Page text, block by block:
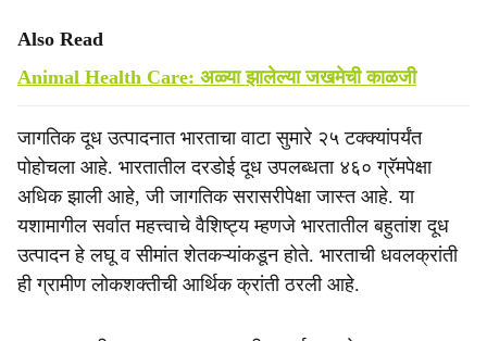
Also Read
Animal Health Care: अळ्या झालेल्या जखमेची काळजी
जागतिक दूध उत्पादनात भारताचा वाटा सुमारे २५ टक्क्यांपर्यंत
पोहोचला आहे. भारतातील दरडोई दूध उपलब्धता ४६० ग्रॅमपेक्षा
अधिक झाली आहे, जी जागतिक सरासरीपेक्षा जास्त आहे. या
यशामागील सर्वात महत्त्वाचे वैशिष्ट्य म्हणजे भारतातील बहुतांश दूध
उत्पादन हे लघू व सीमांत शेतकऱ्यांकडून होते. भारताची धवलक्रांती
ही ग्रामीण लोकशक्तीची आर्थिक क्रांती ठरली आहे.